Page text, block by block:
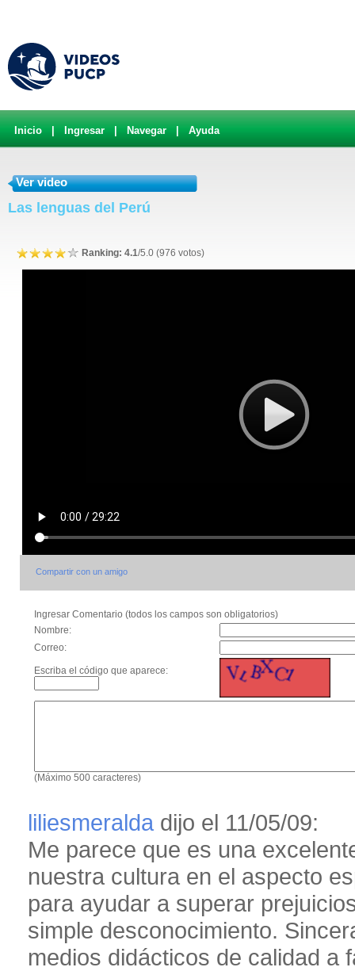
Inicio Ingresar Navegar Ayuda
Ver video
Las lenguas del Perú
Ranking: 4.1/5.0 (976 votos)
Compartir con un amigo
Ingresar Comentario (todos los campos son obligatorios)
Nombre:
Correo:
Escriba el código que aparece:
(Máximo 500 caracteres)
liliesmeralda dijo el 11/05/09:
Me parece que es una
nuestra cultura en el aspecto
para ayudar a superar
simple desconocimiento.
medios didácticos de calidad a